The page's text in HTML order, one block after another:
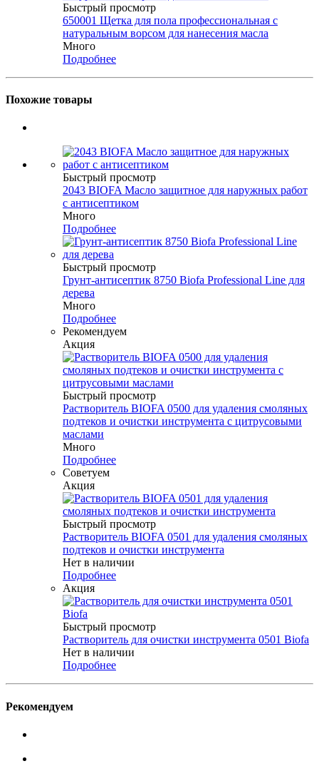
Быстрый просмотр
650001 Щетка для пола профессиональная с
натуральным ворсом для нанесения масла
Много
Подробнее
Похожие товары
Быстрый просмотр
2043 BIOFA Масло защитное для наружных работ
с антисептиком
Много
Подробнее
Быстрый просмотр
Грунт-антисептик 8750 Biofa Professional Line для
дерева
Много
Подробнее
Рекомендуем
Акция
Быстрый просмотр
Растворитель BIOFA 0500 для удаления смоляных
подтеков и очистки инструмента с цитрусовыми
маслами
Много
Подробнее
Советуем
Акция
Быстрый просмотр
Растворитель BIOFA 0501 для удаления смоляных
подтеков и очистки инструмента
Нет в наличии
Подробнее
Акция
Быстрый просмотр
Растворитель для очистки инструмента 0501 Biofa
Нет в наличии
Подробнее
Рекомендуем